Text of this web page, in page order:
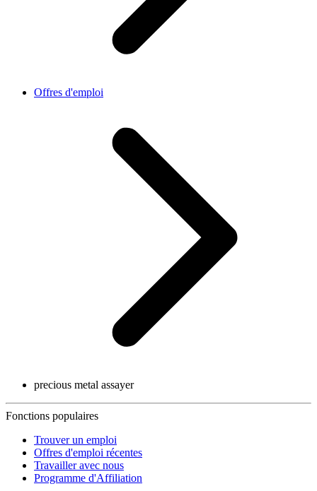
Offres d'emploi
precious metal assayer
Fonctions populaires
Trouver un emploi
Offres d'emploi récentes
Travailler avec nous
Programme d'Affiliation